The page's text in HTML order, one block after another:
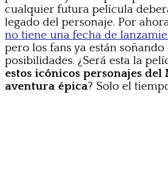
cualquier futura película
legado del personaje. Por
no tiene una fecha de
pero los fans ya están soñando
posibilidades. ¿Será esta la
estos icónicos personajes del
aventura épica? Solo el